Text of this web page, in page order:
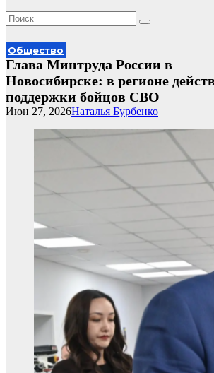
Общество
Глава Минтруда России в
Новосибирске: в регионе
поддержки бойцов СВО
Наталья Бурбенко
Июн 27, 2026